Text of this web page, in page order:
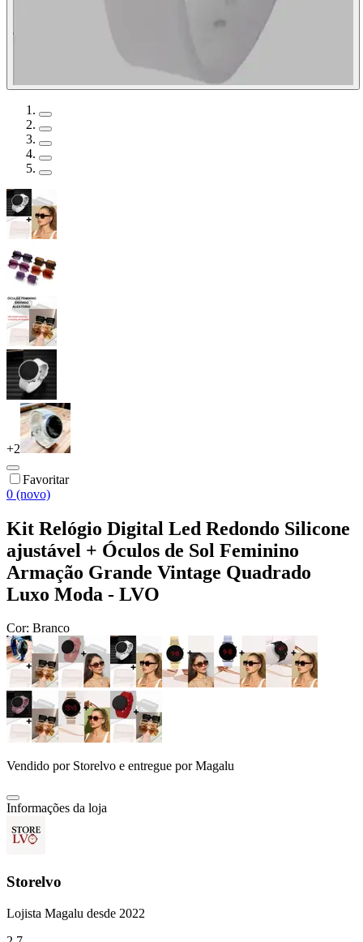
+2
Favoritar
0 (novo)
Kit Relógio Digital Led Redondo Silicone
ajustável + Óculos de Sol Feminino
Armação Grande Vintage Quadrado
Luxo Moda - LVO
Cor: Branco
Vendido por Storelvo e entregue por Magalu
Informações da loja
Storelvo
Lojista Magalu desde 2022